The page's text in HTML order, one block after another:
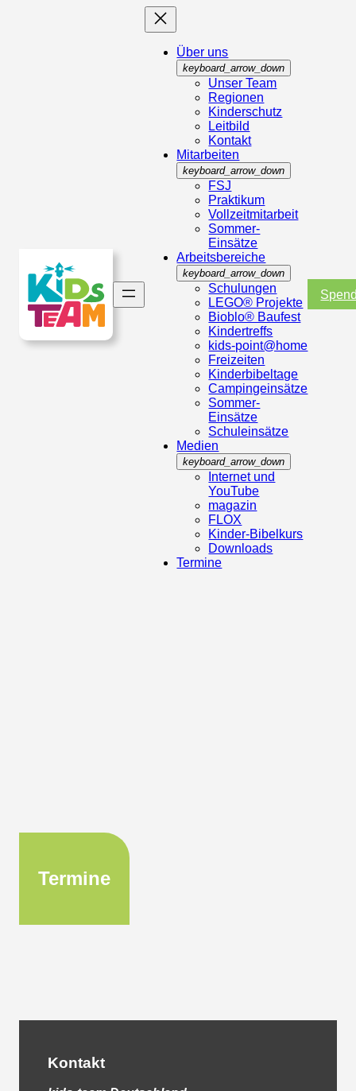
Über uns
keyboard_arrow_down
Unser Team
Regionen
Kinderschutz
Leitbild
Kontakt
Mitarbeiten
keyboard_arrow_down
FSJ
Praktikum
Vollzeitmitarbeit
Sommer-
Einsätze
Arbeitsbereiche
keyboard_arrow_down
Schulungen
LEGO® Projekte
Bioblo® Baufest
Kindertreffs
kids-point@home
Freizeiten
Kinderbibeltage
Campingeinsätze
Sommer-
Einsätze
Schuleinsätze
Medien
keyboard_arrow_down
Internet und
YouTube
magazin
FLOX
Kinder-Bibelkurs
Downloads
Termine
Termine
Kontakt